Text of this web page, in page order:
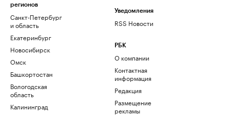
регионов
Санкт-Петербург
и область
Екатеринбург
Новосибирск
Омск
Башкортостан
Вологодская
область
Калининград
Уведомления
RSS Новости
РБК
О компании
Контактная
информация
Редакция
Размещение
рекламы